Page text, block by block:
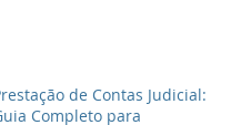
de Contas Judicial:
Completo para